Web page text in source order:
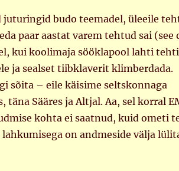
juturingid budo teemadel, üleeile
paar aastat varem tehtud sai (see
kui koolimaja sööklapool lahti
ja sealset tiibklaverit klimberdada.
sõita – eile käisime seltskonnaga
täna Sääres ja Altjal. Aa, sel korral
kohta ei saatnud, kuid ometi
on andmeside välja